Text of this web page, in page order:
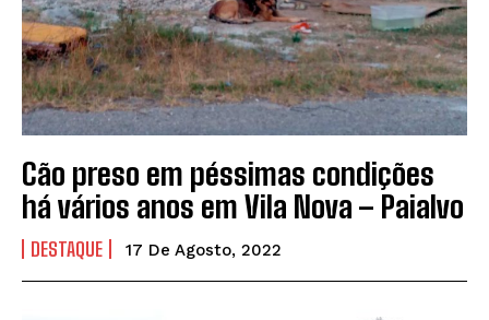
Cão preso em péssimas condições
há vários anos em Vila Nova – Paialvo
DESTAQUE 17 De Agosto, 2022